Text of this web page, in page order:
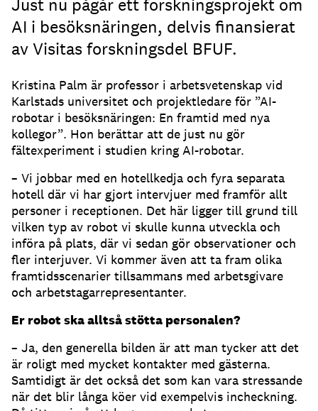
Just nu pågår ett forskningsprojekt om
AI i besöksnäringen, delvis finansierat
av Visitas forskningsdel BFUF.
Kristina Palm är professor i arbetsvetenskap vid
Karlstads universitet och projektledare för ”AI-
robotar i besöksnäringen: En framtid med nya
kollegor”. Hon berättar att de just nu gör
fältexperiment i studien kring AI-robotar.
– Vi jobbar med en hotellkedja och fyra separata
hotell där vi har gjort intervjuer med framför allt
personer i receptionen. Det här ligger till grund till
vilken typ av robot vi skulle kunna utveckla och
införa på plats, där vi sedan gör observationer och
fler interjuver. Vi kommer även att ta fram olika
framtidsscenarier tillsammans med arbetsgivare
och arbetstagarrepresentanter.
Er robot ska alltså stötta personalen?
– Ja, den generella bilden är att man tycker att det
är roligt med mycket kontakter med gästerna.
Samtidigt är det också det som kan vara stressande
när det blir långa köer vid exempelvis incheckning.